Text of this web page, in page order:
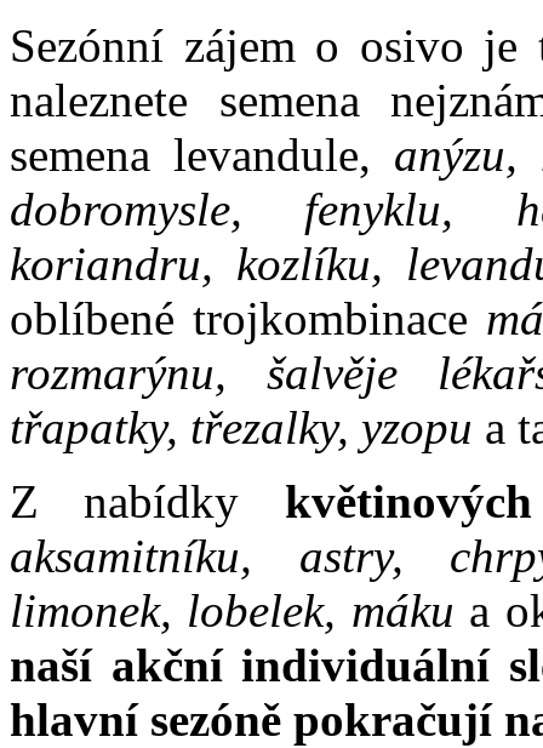
Sezónní zájem o osivo
naleznete semena
semena levandule, anýzu,
dobromysle, fenyklu,
koriandru, kozlíku,
oblíbené trojkombinace
rozmarýnu, šalvěje
třapatky, třezalky, yzopu a
Z nabídky
aksamitníku, astry,
limonek, lobelek, máku a
naší akční individuální
hlavní sezóně pokračují